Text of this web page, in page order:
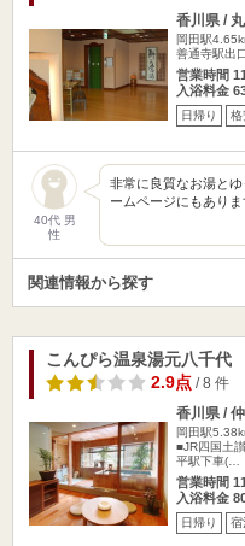
香川県 /
岡田駅
善通寺駅出
営業時間
入浴料金
日帰り 格
40代 男
性
非常に良質なお湯と
ームページにもあり
関連情報から探す
こんぴら温泉湯元八千代
2.9点/ 8 件
香川県 /
岡田駅
■JR四国土
平駅下車(…
営業時間
入浴料金
日帰り 宿